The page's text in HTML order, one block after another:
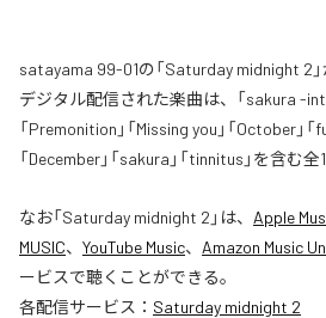
satayama 99-01の「Saturday midnight 2
デジタル配信された楽曲は、「sakura -
「Premonition」「Missing you」「October」「
「December」「sakura」「tinnitus」を含む
なお「Saturday midnight 2 」は、 Apple
MUSIC、 YouTube Music、 Amazon Music
ービスで聴くことができる。
各配信サービス： Saturday midnight 2